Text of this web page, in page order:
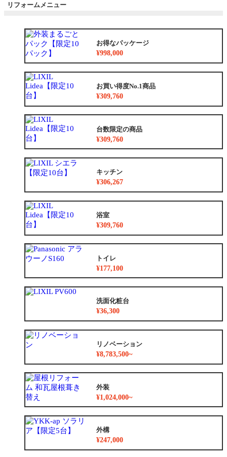
リフォームメニュー
お得なパッケージ
¥998,000
お買い得度No.1商品
¥309,760
台数限定の商品
¥309,760
キッチン
¥306,267
浴室
¥309,760
トイレ
¥177,100
洗面化粧台
¥36,300
リノベーション
¥8,783,500~
外装
¥1,024,000~
外構
¥247,000